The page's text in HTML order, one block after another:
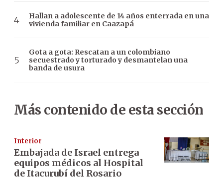
Hallan a adolescente de 14 años enterrada en una
vivienda familiar en Caazapá
Gota a gota: Rescatan a un colombiano
secuestrado y torturado y desmantelan una
banda de usura
Más contenido de esta sección
Interior
Embajada de Israel entrega
equipos médicos al Hospital
de Itacurubí del Rosario